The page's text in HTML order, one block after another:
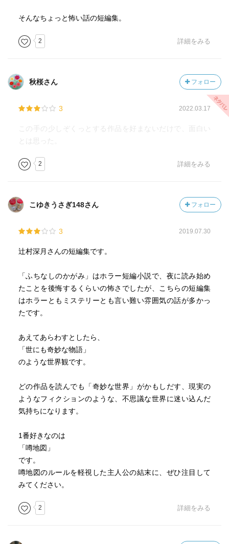
そんなちょっと怖い話の短編集。
2 詳細をみる
秋桜さん フォロー
3 2022.03.17
この手の少しぞくっとする作品を好まないだけで、面白い
とは思った。
2 詳細をみる
こゆきうさぎ148さん フォロー
3 2019.07.30
辻村深月さんの短編集です。
「ふちなしのかがみ」はホラー短編小説で、夜に読み始め
たことを後悔するくらいの怖さでしたが、こちらの短編集
はホラーともミステリーとも言い難い雰囲気の話が多かっ
たです。
あえてあらわすとしたら、
「世にも奇妙な物語」
のような世界観です。
どの作品を読んでも「奇妙な世界」がかもしだす、現実の
ようなフィクションのような、不思議な世界に迷い込んだ
気持ちになります。
1番好きなのは
「噂地図」
です。
噂地図のルールを軽視した主人公の結末に、ぜひ注目して
みてください。
2 詳細をみる